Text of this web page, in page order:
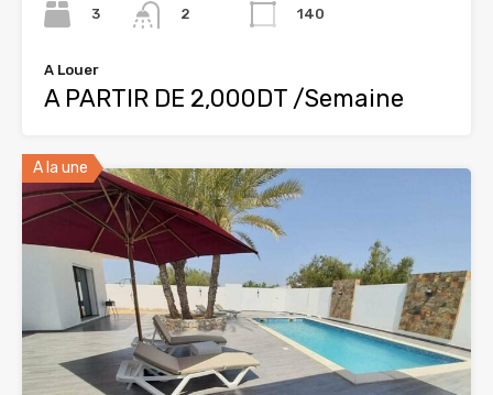
3 2 140
A Louer
A PARTIR DE 2,000DT /Semaine
A la une